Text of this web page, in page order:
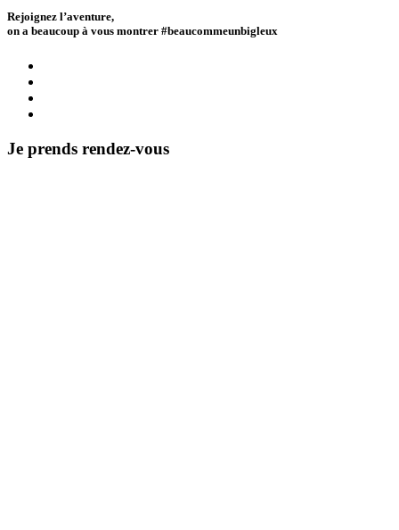
Rejoignez l’aventure,
on a beaucoup à vous montrer #beaucommeunbigleux
Je prends rendez-vous